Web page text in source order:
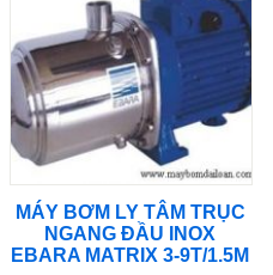
MÁY BƠM LY TÂM TRỤC
NGANG ĐẦU INOX
EBARA MATRIX 3-9T/1.5M